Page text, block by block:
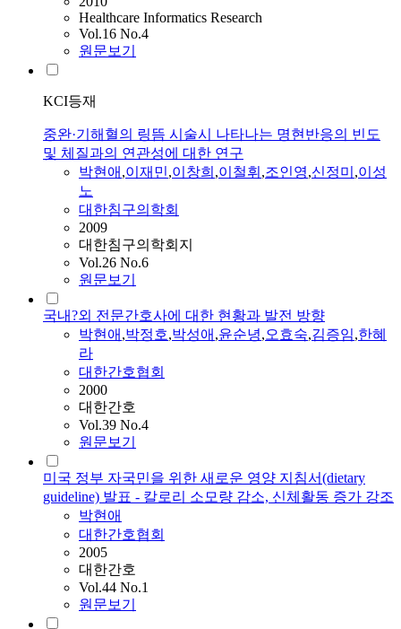
Healthcare Informatics Research
Vol.16 No.4
원문보기
KCI등재
중완·기해혈의 링뜸 시술시 나타나는 명현반응의 빈도
및 체질과의 연관성에 대한 연구
박현애 ,이재민,이창희 ,이철휘 ,조인영,신정미 ,이성
노
대한침구의학회
2009
대한침구의학회지
Vol.26 No.6
원문보기
국내?외 전문간호사에 대한 현황과 발전 방향
박현애 ,박정호,박성애 ,윤순녕,오효숙,김증임,한혜
라
대한간호협회
2000
대한간호
Vol.39 No.4
원문보기
미국 정부 자국민을 위한 새로운 영양 지침서(dietary
guideline) 발표 - 칼로리 소모량 감소, 신체활동 증가 강조
박현애
대한간호협회
2005
대한간호
Vol.44 No.1
원문보기